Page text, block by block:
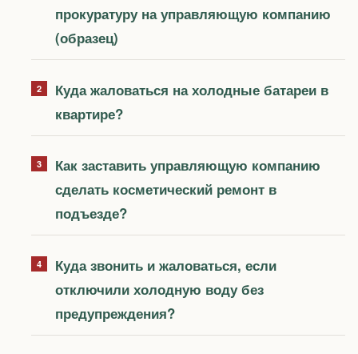
прокуратуру на управляющую компанию
(образец)
Куда жаловаться на холодные батареи в
квартире?
Как заставить управляющую компанию
сделать косметический ремонт в
подъезде?
Куда звонить и жаловаться, если
отключили холодную воду без
предупреждения?